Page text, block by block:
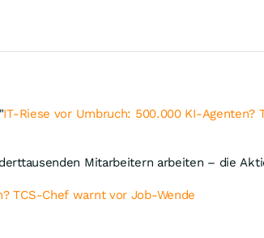
IT-Riese vor Umbruch: 500.000 KI-Agenten?
Mitarbeitern arbeiten – die
TCS-Chef warnt vor Job-Wende